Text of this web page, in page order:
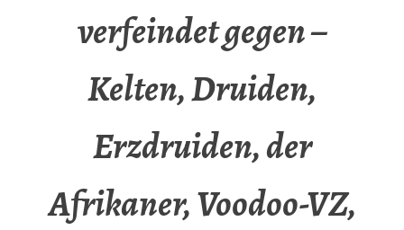
verfeindet gegen –
Kelten, Druiden,
Erzdruiden, der
Afrikaner, Voodoo-VZ,